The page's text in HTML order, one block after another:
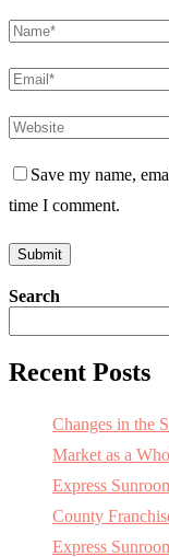
Save my name,
time I comment.
Search
Recent Posts
Changes in the
Market as a
Express
County
Express